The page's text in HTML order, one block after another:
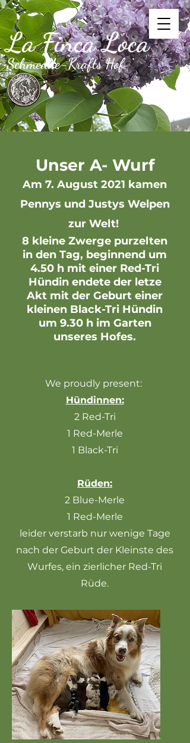
La Finca Loca
Schmedde-Krafts Hof
Unser A- Wurf
Am 7. August 2021 kamen
Pennys und Justys Welpen
zur Welt!
8 kleine Zwerge purzelten
in den Tag, beginnend um
4.50 h mit einer Red-Tri
Hündin endete der letze
Akt mit der Geburt einer
kleinen Black-Tri Hündin
um 9.30 h im Garten
unseres Hofes.
We proudly present:
Hündinnen:
2 Red-Tri
1 Red-Merle
1 Black-Tri
Rüden:
2 Blue-Merle
1 Red-Merle
leider verstarb nur wenige Tage
nach der Geburt der Kleinste des
Wurfes, ein zierlicher Red-Tri
Rüde.